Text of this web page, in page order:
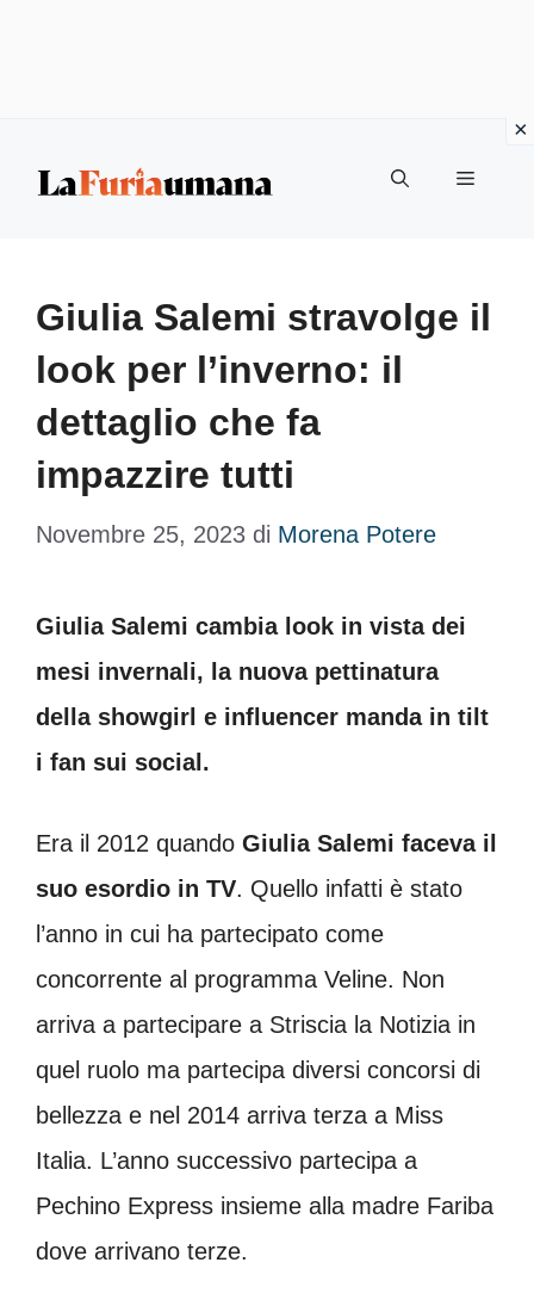
Menu
Giulia Salemi stravolge il
look per l’inverno: il
dettaglio che fa
impazzire tutti
Novembre 25, 2023 di Morena Potere
Giulia Salemi cambia look in vista dei
mesi invernali, la nuova pettinatura
della showgirl e influencer manda in tilt
i fan sui social.
Era il 2012 quando Giulia Salemi faceva il
suo esordio in TV. Quello infatti è stato
l’anno in cui ha partecipato come
concorrente al programma Veline. Non
arriva a partecipare a Striscia la Notizia in
quel ruolo ma partecipa diversi concorsi di
bellezza e nel 2014 arriva terza a Miss
Italia. L’anno successivo partecipa a
Pechino Express insieme alla madre Fariba
dove arrivano terze.